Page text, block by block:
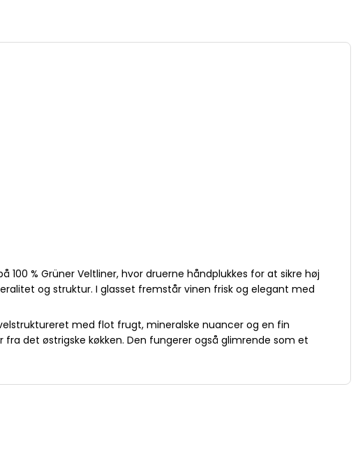
% Grüner Veltliner, hvor druerne håndplukkes for at sikre høj
og struktur. I glasset fremstår vinen frisk og elegant med
med flot frugt, mineralske nuancer og en fin
det østrigske køkken. Den fungerer også glimrende som et